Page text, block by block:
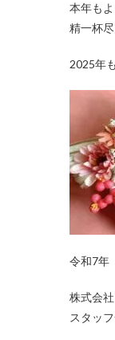
本年も
精一杯
2025年
令和7
株式会
スタッ